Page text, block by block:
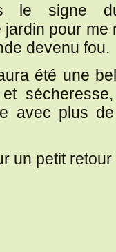
le signe
jardin pour
devenu fou.
été une
avec plus
un petit